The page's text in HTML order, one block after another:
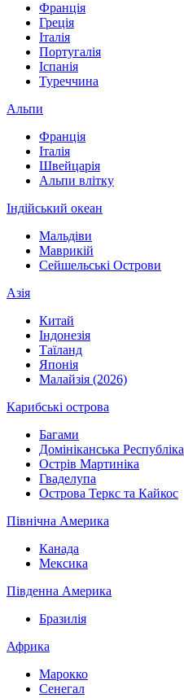
Франція
Греція
Італія
Португалія
Іспанія
Туреччина
Альпи
Франція
Італія
Швейцарія
Альпи влітку
Індійський океан
Мальдіви
Маврикій
Сейшельські Острови
Азія
Китай
Індонезія
Таїланд
Японія
Малайзія (2026)
Карибські острова
Багами
Домініканська Республіка
Острів Мартиніка
Гваделупа
Острова Теркс та Кайкос
Північна Америка
Канада
Мексика
Південна Америка
Бразилія
Африка
Марокко
Сенегал